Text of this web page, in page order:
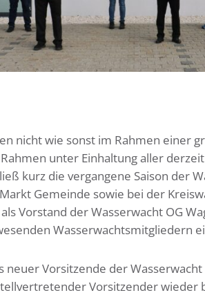
nicht wie sonst im Rahmen einer
unter Einhaltung aller
kurz die vergangene Saison der
Gemeinde sowie bei der
Vorstand der Wasserwacht OG
Wasserwachtsmitgliedern
Vorsitzende der Wasserwacht
Vorsitzender wieder